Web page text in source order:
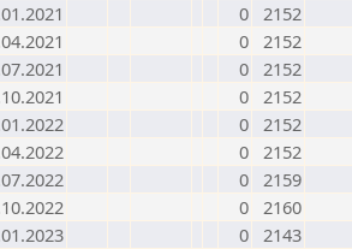
0 2152
0 2152
0 2152
0 2152
0 2152
0 2152
0 2159
0 2160
0 2143